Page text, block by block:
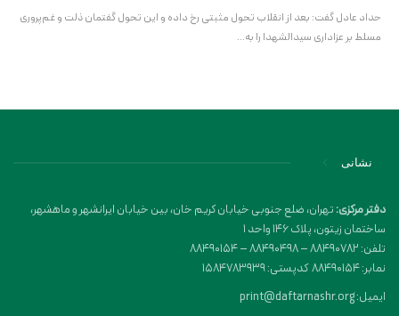
حداد عادل گفت: بعد از انقلاب تحول مثبتی رخ داده و این تحول گفتمان ذلت و غم‌پروری
مسلط بر عزاداری سیدالشهدا را به…
نشانی
دفتر مرکزی:تهران، ضلع جنوبی خیابان کریم خان، بین خیابان ایرانشهر و ماهشهر،
ساختمان زیتون، پلاک 146 واحد 1
تلفن: 88490782 – 88490498 – 88490154
نمابر: 88490154 کدپستی: 1584783939
ایمیل: print@daftarnashr.org